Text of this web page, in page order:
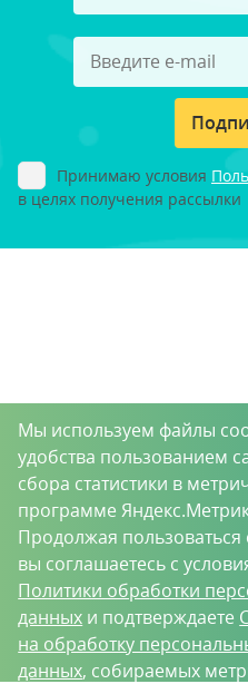
Принимаю условия
в целях получения рассылки
Мы используем файлы
удобства пользованием
сбора статистики в
программе
Продолжая пользоваться
вы соглашаетесь с
Политики обработки
данных и подтверждаете
на обработку
данных, собираемых